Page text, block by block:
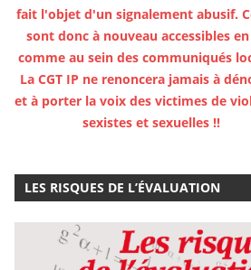
fait l'objet d'un signalement abusif.
sont donc à nouveau accessibles
comme au sein des communiqués
La CGT IP ne renoncera jamais à
et à porter la voix des victimes de
sexistes et sexuelles !!
LES RISQUES DE L’ÉVALUATION